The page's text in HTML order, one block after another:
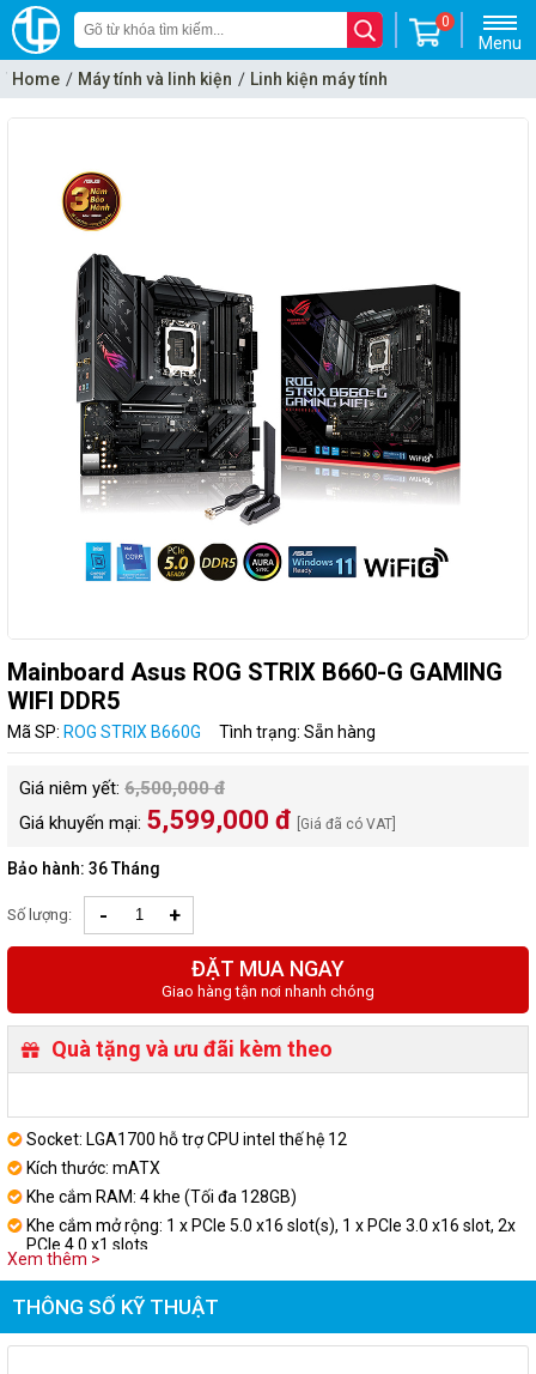
Menu
0
Home Máy tính và linh kiện
Linh kiện máy tính
Mainboard - Bo mạch chủ
Mainboard Asus ROG STRIX B660-G GAMING
WIFI DDR5
Mã SP: ROG STRIX B660G Tình trạng: Sẵn hàng
Giá niêm yết: 6,500,000 đ
Giá khuyến mại: 5,599,000 đ [Giá đã có VAT]
Bảo hành: 36 Tháng
Số lượng: - +
ĐẶT MUA NGAY
Giao hàng tận nơi nhanh chóng
Quà tặng và ưu đãi kèm theo
Socket: LGA1700 hỗ trợ CPU intel thế hệ 12
Kích thước: mATX
Khe cắm RAM: 4 khe (Tối đa 128GB)
Khe cắm mở rộng: 1 x PCIe 5.0 x16 slot(s), 1 x PCIe 3.0 x16 slot, 2x
PCIe 4.0 x1 slots
ports
Xem thêm >
THÔNG SỐ KỸ THUẬT